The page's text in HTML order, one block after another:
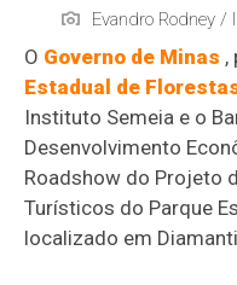
Evandro Rodney /
O Governo de Minas ,
Estadual de
Instituto Semeia e o
Desenvolvimento
Roadshow do Projeto
Turísticos do Parque
localizado em